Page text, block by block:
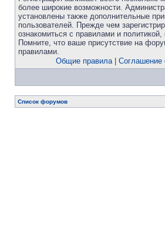
более широкие возможности.
установлены также дополнительные
пользователей. Прежде чем
ознакомиться с правилами и
Помните, что ваше присутствие на
правилами.
Общие правила| Соглашение
Список форумов